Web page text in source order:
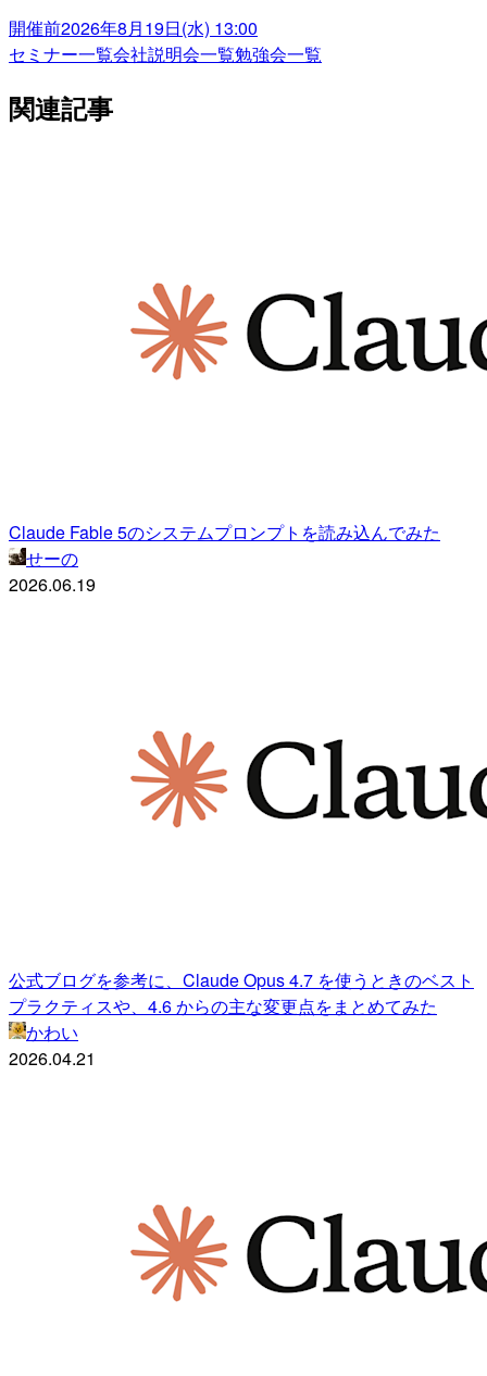
開催前2026年8月19日(水) 13:00
セミナー一覧会社説明会一覧勉強会一覧
関連記事
Claude Fable 5のシステムプロンプトを読み込んでみた
せーの
2026.06.19
公式ブログを参考に、Claude Opus 4.7 を使うときのベスト
プラクティスや、4.6 からの主な変更点をまとめてみた
かわい
2026.04.21